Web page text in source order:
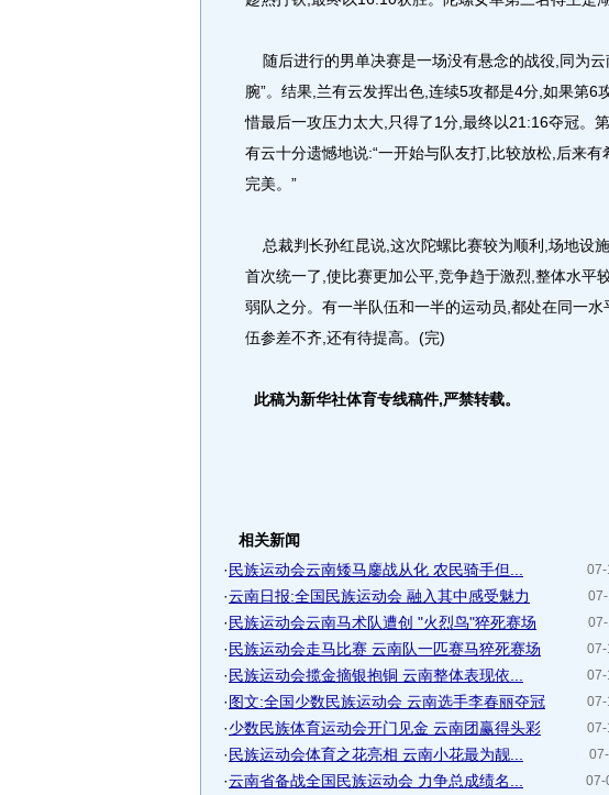
随后进行的男单决赛是一场没有悬念的战役,同为云
腕”。结果,兰有云发挥出色,连续5攻都是4分,如果第6
惜最后一攻压力太大,只得了1分,最终以21:16夺冠。
有云十分遗憾地说:“一开始与队友打,比较放松,后来
完美。”
总裁判长孙红昆说,这次陀螺比赛较为顺利,场地设
首次统一了,使比赛更加公平,竞争趋于激烈,整体水平
弱队之分。有一半队伍和一半的运动员,都处在同一
伍参差不齐,还有待提高。(完)
此稿为新华社体育专线稿件,严禁转载。
相关新闻
07-
· 民族运动会云南矮马鏖战从化 农民骑手但...
·云南日报:全国民族运动会 融入其中感受魅力
· 民族运动会云南马术队遭创 "火烈鸟"猝死赛场
07-
· 民族运动会走马比赛 云南队一匹赛马猝死赛场
07-
· 民族运动会揽金摘银抱铜 云南整体表现依...
07-
·图文:全国少数民族运动会 云南选手李春丽夺冠
07-
·少数民族体育运动会开门见金 云南团赢得头彩
· 民族运动会体育之花亮相 云南小花最为靓...
07-
·云南省备战全国民族运动会 力争总成绩名...